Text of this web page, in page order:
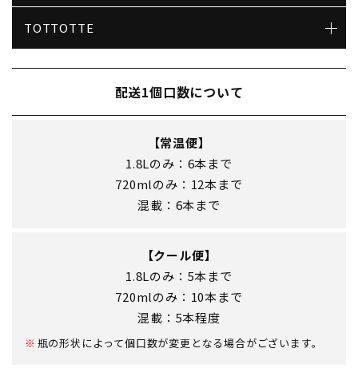
TOTTOTTE
配送1個口数について
【常温便】
1.8Lのみ：6本まで
720mlのみ：12本まで
混載：6本まで
【クール便】
1.8Lのみ：5本まで
720mlのみ：10本まで
混載：5本程度
瓶の形状によって個口数が変更となる場合がございます。